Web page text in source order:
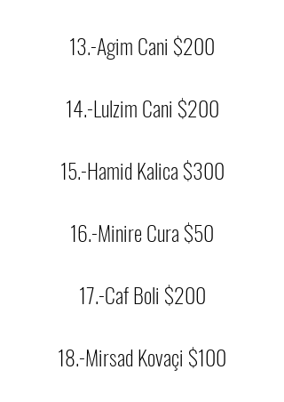
13.-Agim Cani $200
14.-Lulzim Cani $200
15.-Hamid Kalica $300
16.-Minire Cura $50
17.-Caf Boli $200
18.-Mirsad Kovaçi $100